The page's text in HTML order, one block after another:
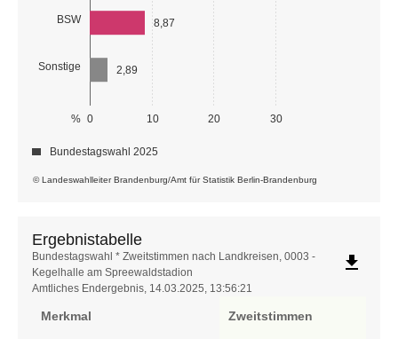
BSW
Sonstige
0 10 20 30
%
8,87
2,89
© Landeswahlleiter Brandenburg/Amt für Statistik Berlin-Brandenburg
Bundestagswahl 2025
Ergebnistabelle
Ergebnistabelle
Bundestagswahl * Zweitstimmen nach Landkreisen, 0003 -
Kegelhalle am Spreewaldstadion
Amtliches Endergebnis, 14.03.2025, 13:56:21
file_download
Merkmal Zweitstimmen